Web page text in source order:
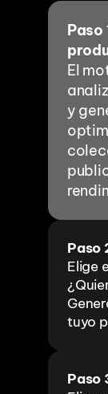
Paso
El
y
Paso
Elige
tuyo
Paso